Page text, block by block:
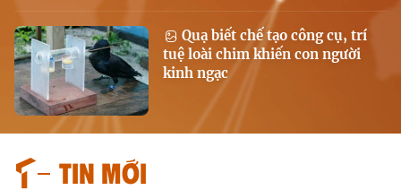
Quạ biết chế tạo công cụ, trí
tuệ loài chim khiến con người
kinh ngạc
Tin mới